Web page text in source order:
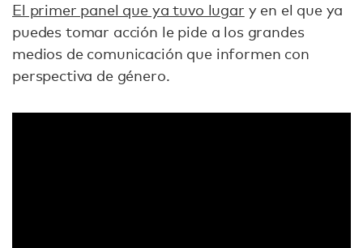
El primer panel que ya tuvo lugar y en el que ya
puedes tomar acción le pide a los grandes
medios de comunicación que informen con
perspectiva de género.